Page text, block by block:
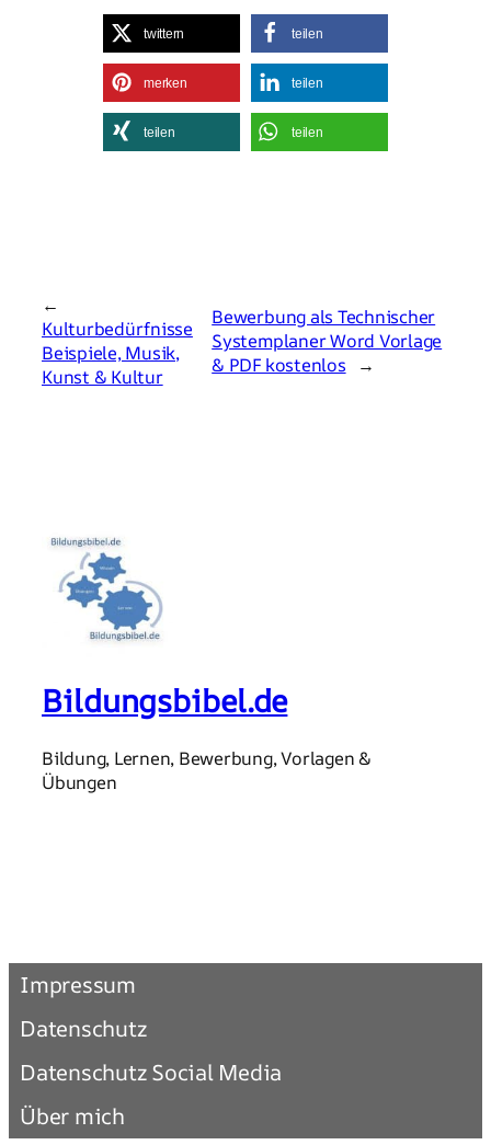
twittern teilen
merken teilen
teilen teilen
←
Kulturbedürfnisse
Beispiele, Musik,
Kunst & Kultur
Bewerbung als Technischer
Systemplaner Word Vorlage
& PDF kostenlos
→
Bildungsbibel.de
Bildung, Lernen, Bewerbung, Vorlagen &
Übungen
Impressum
Datenschutz
Datenschutz Social Media
Über mich